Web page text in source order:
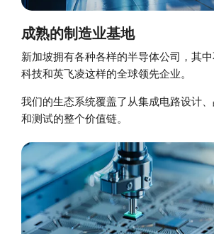
成熟的制造业基地
新加坡拥有各种各样的半导体公司，其
科技和英飞凌这样的全球领先企业。
我们的生态系统覆盖了从集成电路设计
和测试的整个价值链。